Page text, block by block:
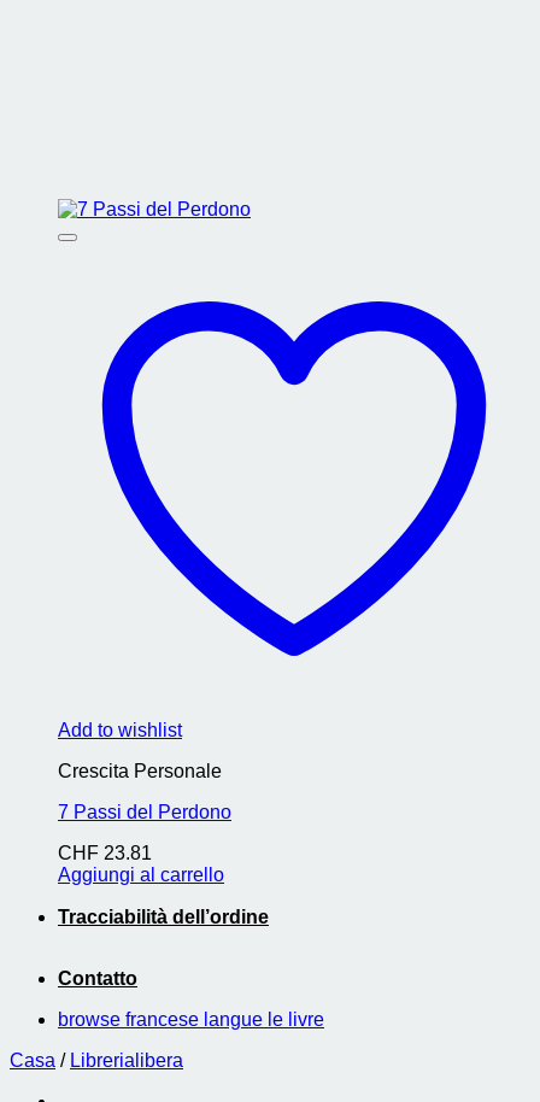
Add to wishlist
Crescita Personale
7 Passi del Perdono
CHF 23.81
Aggiungi al carrello
Tracciabilità dell’ordine
Contatto
browse francese langue le livre
Casa / Librerialibera